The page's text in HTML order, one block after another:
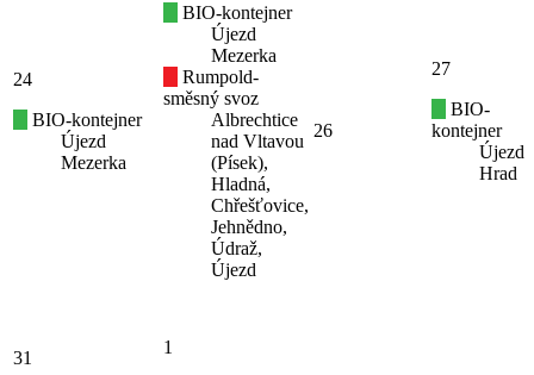
24
BIO-kontejner
Újezd
Mezerka
BIO-kontejner
Újezd
Mezerka
Rumpold-
směsný svoz
Albrechtice
nad Vltavou
(Písek),
Hladná,
Chřešťovice,
Jehnědno,
Údraž,
Újezd
26
27
BIO-
kontejner
Újezd
Hrad
31
1